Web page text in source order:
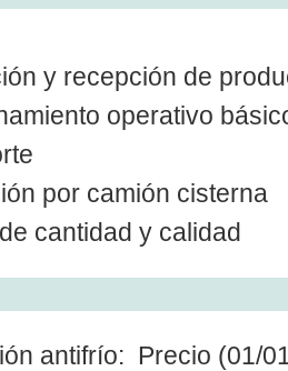
y recepción de
operativo
por camión cisterna
cantidad y calidad
antifrío: Precio (01/